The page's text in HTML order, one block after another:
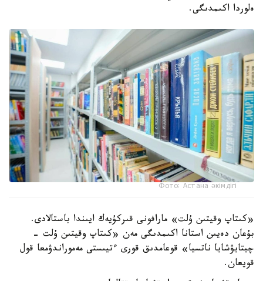
ەلوردا اكىمدىگى.
Фото: Астана әкімдігі
«كىتاپ وقيتىن ۇلت» مارافونى قىركۇيەك ايىندا باستالادى.
بۇعان دەيىن استانا اكىمدىگى مەن «كىتاپ وقيتىن ۇلت -
چيتايۋشايا ناتسيا» قوعامدىق قورى ءتيىستى مەموراندۋمعا قول
قويعان.